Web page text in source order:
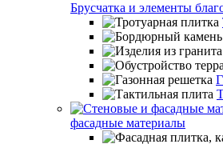
Брусчатка и элементы
фасадные материалы